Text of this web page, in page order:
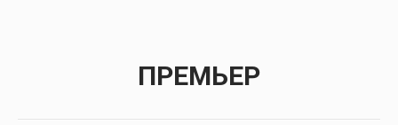
ПРЕМЬЕР